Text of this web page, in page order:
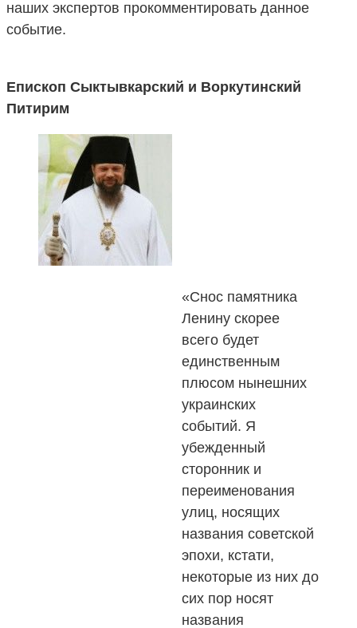
наших экспертов прокомментировать данное
событие.
Епископ Сыктывкарский и Воркутинский
Питирим
«Снос памятника
Ленину скорее
всего будет
единственным
плюсом нынешних
украинских
событий. Я
убежденный
сторонник и
переименования
улиц, носящих
названия советской
эпохи, кстати,
некоторые из них до
сих пор носят
названия